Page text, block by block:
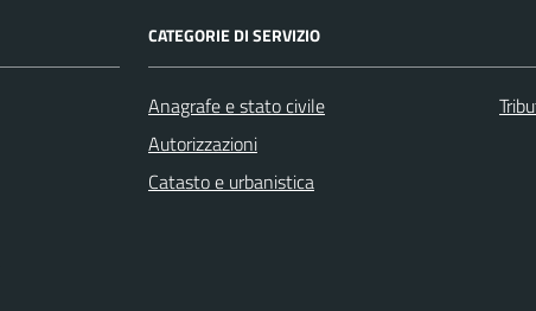
CATEGORIE DI SERVIZIO
Anagrafe e stato civile
Autorizzazioni
Catasto e urbanistica